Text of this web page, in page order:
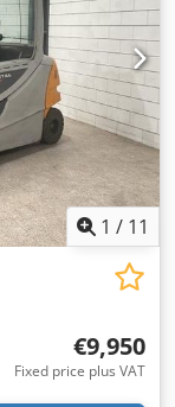
motor, drive
1 / 11
€9,950
Fixed price plus VAT